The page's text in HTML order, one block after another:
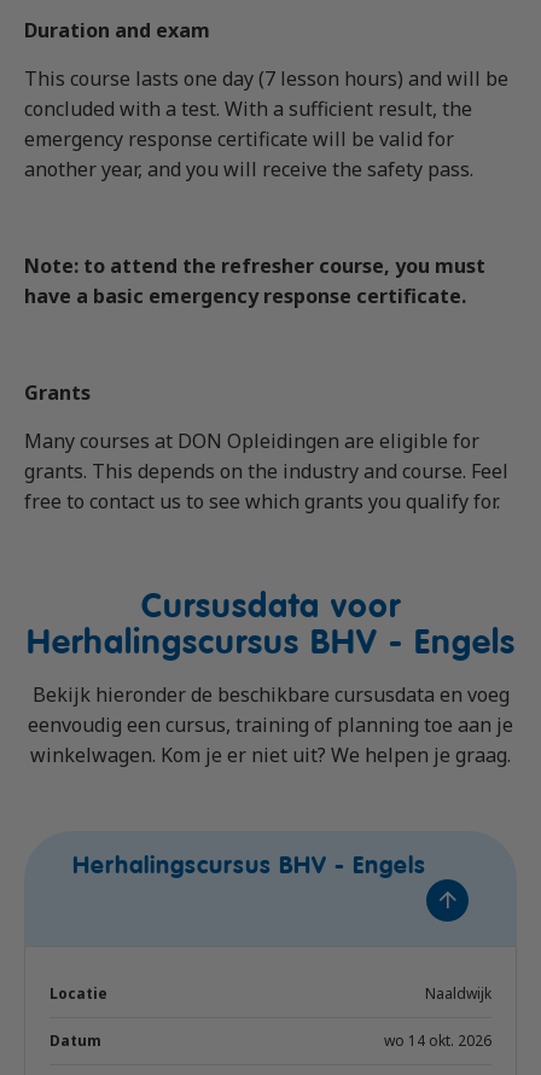
Duration and exam
This course lasts one day (7 lesson hours) and will be
concluded with a test. With a sufficient result, the
emergency response certificate will be valid for
another year, and you will receive the safety pass.
Note: to attend the refresher course, you must
have a basic emergency response certificate.
Grants
Many courses at DON Opleidingen are eligible for
grants. This depends on the industry and course. Feel
free to contact us to see which grants you qualify for.
Cursusdata voor
Herhalingscursus BHV - Engels
Bekijk hieronder de beschikbare cursusdata en voeg
eenvoudig een cursus, training of planning toe aan je
winkelwagen. Kom je er niet uit? We helpen je graag.
Herhalingscursus BHV - Engels
Naaldwijk
wo 14 okt. 2026